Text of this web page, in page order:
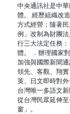
中央通訊社是中
體。 經歷組織改
方式經營；隨著
例」改制為財團
行三大法定任務
體。 ．辦理國家
加強與國際新聞
領先、客觀、翔
英、日文即時對
台灣唯一多語文
從台灣民眾延伸
窗」。